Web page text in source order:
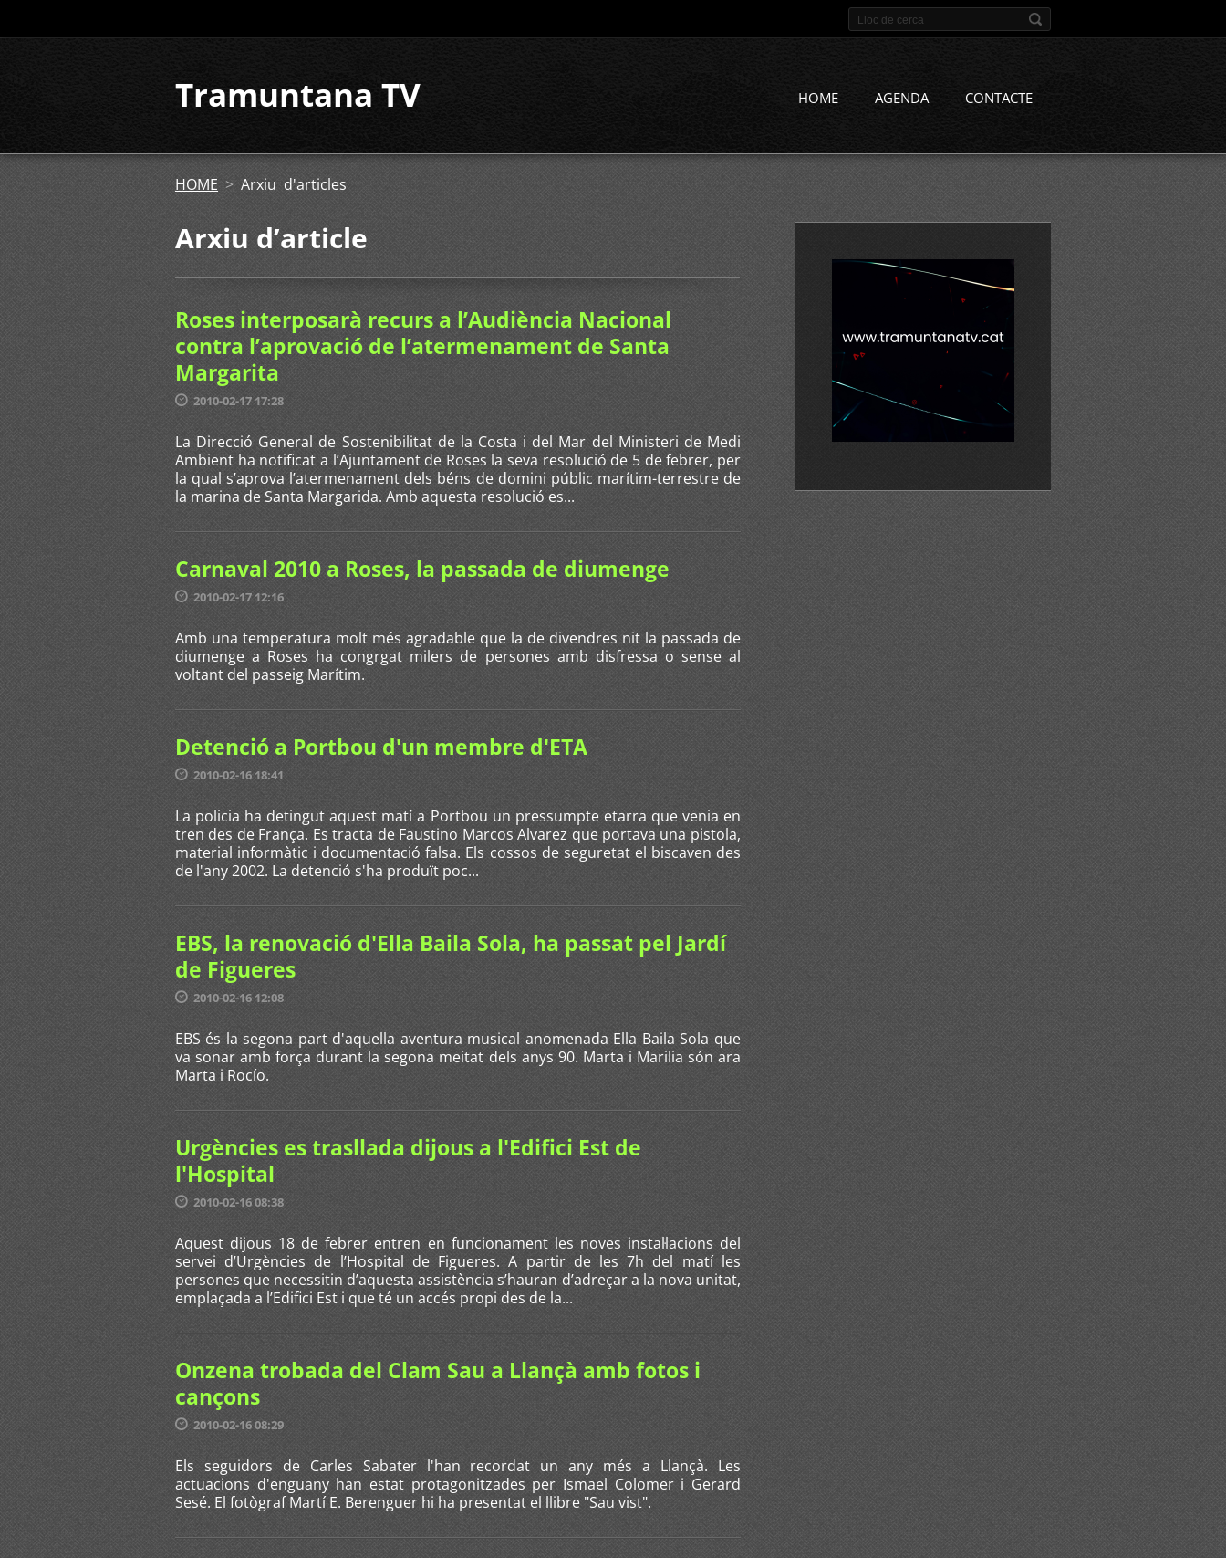
Tramuntana TV HOME AGENDA CONTACTE
HOME > Arxiu d'articles
Arxiu dʼarticle
Roses interposarà recurs a l’Audiència Nacional
contra l’aprovació de l’atermenament de Santa
Margarita
2010-02-17 17:28
La Direcció General de Sostenibilitat de la Costa i del Mar del Ministeri de Medi
Ambient ha notificat a l’Ajuntament de Roses la seva resolució de 5 de febrer, per
la qual s’aprova l’atermenament dels béns de domini públic marítim-terrestre de
la marina de Santa Margarida. Amb aquesta resolució es...
Carnaval 2010 a Roses, la passada de diumenge
2010-02-17 12:16
Amb una temperatura molt més agradable que la de divendres nit la passada de
diumenge a Roses ha congrgat milers de persones amb disfressa o sense al
voltant del passeig Marítim.
Detenció a Portbou d'un membre d'ETA
2010-02-16 18:41
La policia ha detingut aquest matí a Portbou un pressumpte etarra que venia en
tren des de França. Es tracta de Faustino Marcos Alvarez que portava una pistola,
material informàtic i documentació falsa. Els cossos de seguretat el biscaven des
de l'any 2002. La detenció s'ha produït poc...
EBS, la renovació d'Ella Baila Sola, ha passat pel Jardí
de Figueres
2010-02-16 12:08
EBS és la segona part d'aquella aventura musical anomenada Ella Baila Sola que
va sonar amb força durant la segona meitat dels anys 90. Marta i Marilia són ara
Marta i Rocío.
Urgències es trasllada dijous a l'Edifici Est de
l'Hospital
2010-02-16 08:38
Aquest dijous 18 de febrer entren en funcionament les noves instal·lacions del
servei d’Urgències de l’Hospital de Figueres. A partir de les 7h del matí les
persones que necessitin d’aquesta assistència s’hauran d’adreçar a la nova unitat,
emplaçada a l’Edifici Est i que té un accés propi des de la...
Onzena trobada del Clam Sau a Llançà amb fotos i
cançons
2010-02-16 08:29
Els seguidors de Carles Sabater l'han recordat un any més a Llançà. Les
actuacions d'enguany han estat protagonitzades per Ismael Colomer i Gerard
Sesé. El fotògraf Martí E. Berenguer hi ha presentat el llibre "Sau vist".